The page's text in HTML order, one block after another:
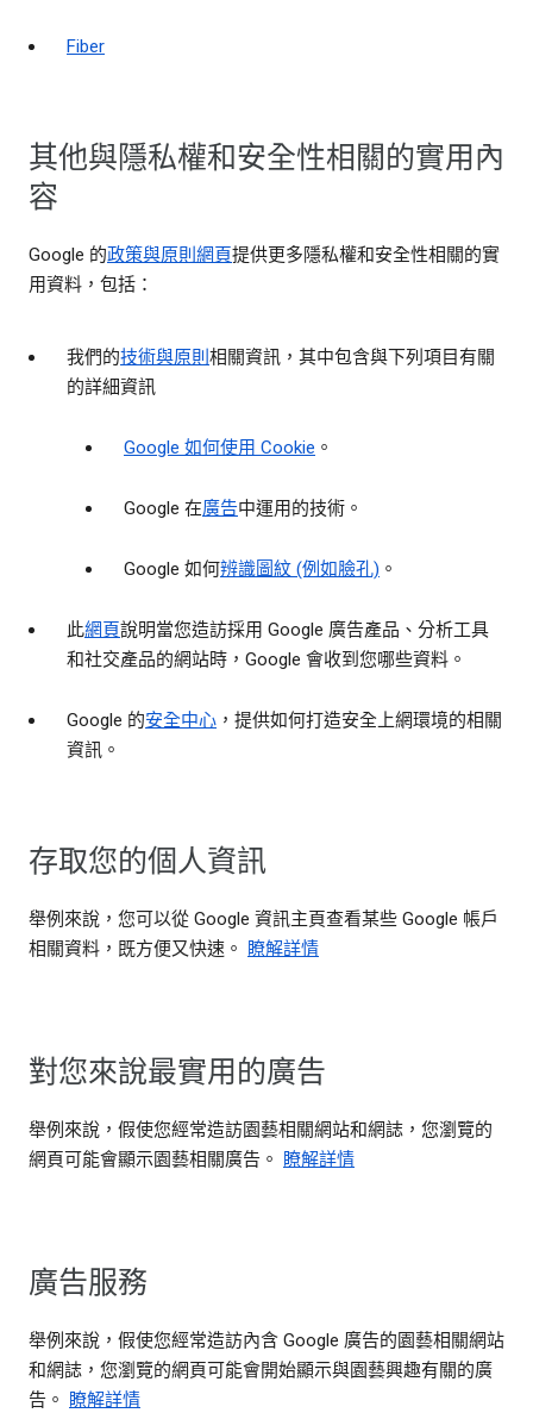
Fiber
其他與隱私權和安全性相關的實用內
容
Google 的政策與原則網頁提供更多隱私權和安全性相關的實
用資料，包括：
我們的技術與原則 相關資訊，其中包含與下列項目有關
的詳細資訊
Google 如何使用 Cookie 。
Google 在廣告中運用的技術。
Google 如何辨識圖紋 (例如臉孔) 。
此網頁說明當您造訪採用 Google 廣告產品、分析工具
和社交產品的網站時，Google 會收到您哪些資料。
Google 的安全中心 ，提供如何打造安全上網環境的相關
資訊。
存取您的個人資訊
舉例來說，您可以從 Google 資訊主頁查看某些 Google 帳戶
相關資料，既方便又快速。
瞭解詳情
對您來說最實用的廣告
舉例來說，假使您經常造訪園藝相關網站和網誌，您瀏覽的
網頁可能會顯示園藝相關廣告。
瞭解詳情
廣告服務
舉例來說，假使您經常造訪內含 Google 廣告的園藝相關網站
和網誌，您瀏覽的網頁可能會開始顯示與園藝興趣有關的廣
告。
瞭解詳情